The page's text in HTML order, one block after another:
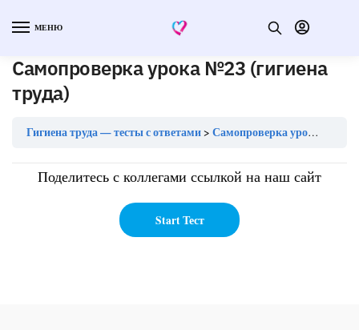
МЕНЮ
Самопроверка урока №23 (гигиена
труда)
Гигиена труда — тесты с ответами Самопроверка урока №23 (гигиена труда)
Поделитесь с коллегами ссылкой на наш сайт